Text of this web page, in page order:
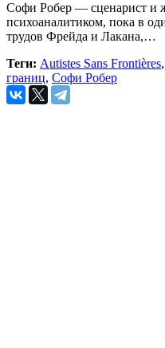
Софи Робер — сценарист и
психоаналитиком, пока в
трудов Фрейда и Лакана,…
Теги: Autistes Sans Frontières,
границ, Софи Робер